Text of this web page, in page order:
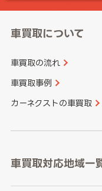
車買取について
車買取の流れ
車買取事例
カーネクストの車買取
車買取対応地域一